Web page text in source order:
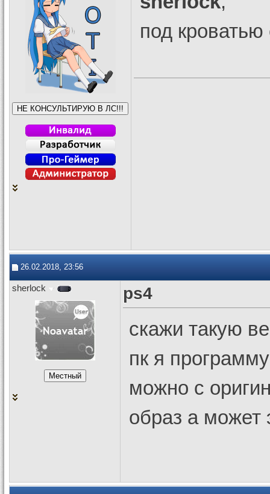
под
26.02.2018, 23:56
sherlock ps4
скажи такую
пк я
можно с
образ а может